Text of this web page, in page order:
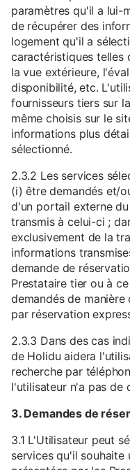
paramètres qu'il a lui-
de récupérer des
logement qu'il a
caractéristiques telles
la vue extérieure,
disponibilité, etc.
fournisseurs tiers sur
même choisis sur le
informations plus
sélectionné.
2.3.2 Les services
(i) être demandés et/
d'un portail externe
transmis à celui-ci ;
exclusivement de la
informations
demande de
Prestataire tier ou à
demandés de
par réservation
2.3.3 Dans des cas
de Holidu aidera
recherche par
l'utilisateur n'a pas de
3. Demandes de
3.1 L'Utilisateur peut
services qu'il